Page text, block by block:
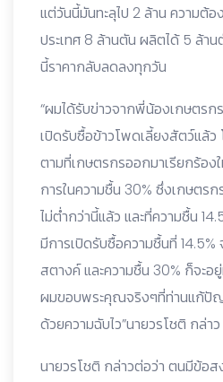
แต่วันนี้มันทะลุไป 2 ล้าน ความต้อ
ประเทศ 8 ล้านตัน ผลิตได้ 5 ล้า
นี้ราคากลับลดลงทุกวัน
“ผมได้รับข่าวจากพี่น้องเกษตร
เปิดรับซื้อข้าวโพดเลี้ยงสัตว์แล้ว
ตามที่เกษตรกรออกมาเรียกร้อง
การในความชื้น 30% ซึ่งเกษตร
ไม่ต่ำกว่านี้แล้ว และที่ความชื้น
มีการเปิดรับซื้อความชื้นที่
สตางค์ และความชื้น 30% ก็จะ
ผมขอบพระคุณจริงๆที่ท่านแก้ปั
ด้วยความฉับไว”นายวรโชติ กล่าว
นายวรโชติ กล่าวต่อว่า ตนมีข้อส